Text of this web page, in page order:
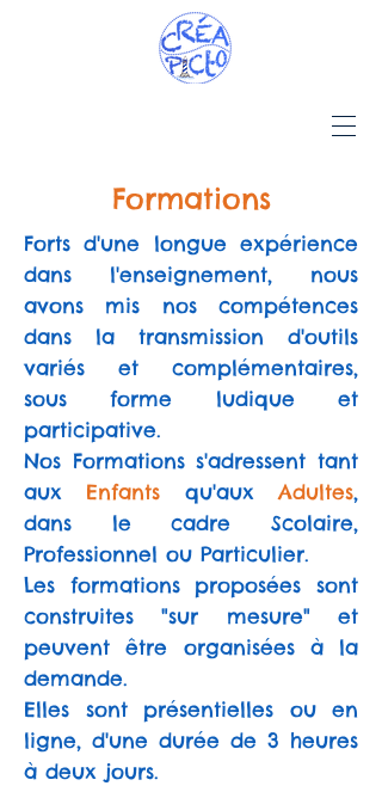
Formations
Forts d'une longue expérience
dans l'enseignement, nous
avons mis nos compétences
dans la transmission d'outils
variés et complémentaires,
sous forme ludique et
participative.
Nos Formations s'adressent tant
aux Enfants qu'auxAdultes,
dans le cadre Scolaire,
Professionnel ou Particulier.
Les formations proposées sont
construites "sur mesure" et
peuvent être organisées à la
demande.
Elles sont présentielles ou en
ligne, d'une durée de 3 heures
à deux jours.